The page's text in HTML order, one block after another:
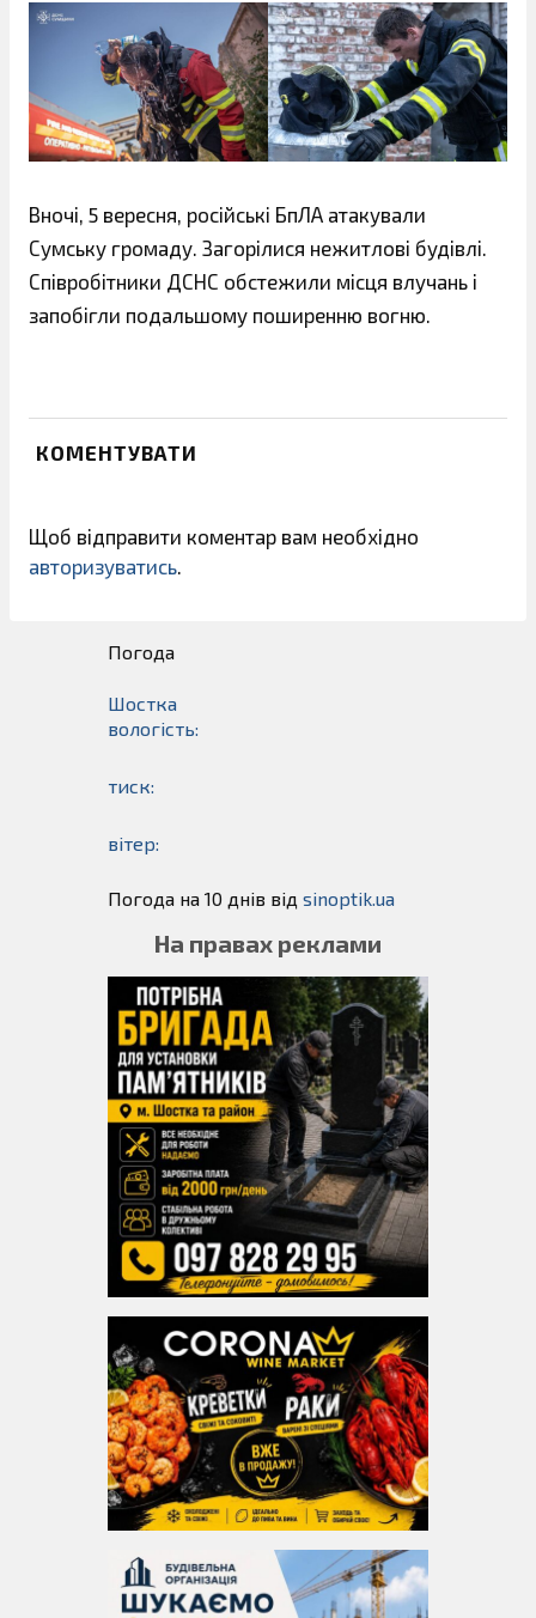
Вночі, 5 вересня, російські БпЛА атакували
Сумську громаду. Загорілися нежитлові будівлі.
Співробітники ДСНС обстежили місця влучань і
запобігли подальшому поширенню вогню.
КОМЕНТУВАТИ
Щоб відправити коментар вам необхідно
авторизуватись
Погода
Шостка
вологість:
тиск:
вітер:
Погода на 10 днів від sinoptik.ua
На правах реклами